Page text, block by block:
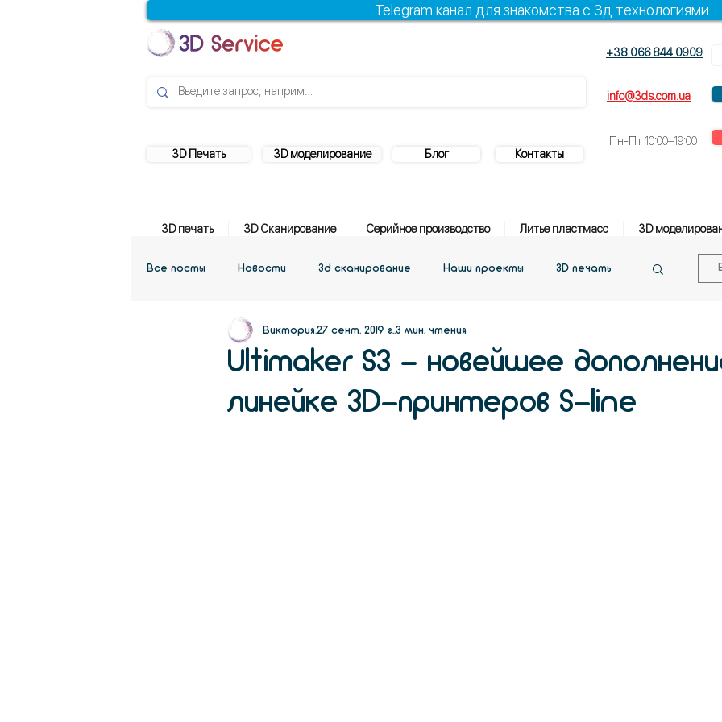
Telegram канал для знакомства с 3д технологиями
3D Печать 3D моделирование Блог Контакты
+38 066 844 0909
info@3ds.com.ua
Пн-Пт10:00–19:00
3D печать 3D Сканирование Серийное производство Литье пластмасс 3D
Все посты Новости 3d сканирование Наши проекты 3D печать
Обзоры Акции Поддержка
Ultimaker S3 - новейшее
линейке 3D-принтеров S-line
Виктория27 сент. 2019 г.3 мин. чтения